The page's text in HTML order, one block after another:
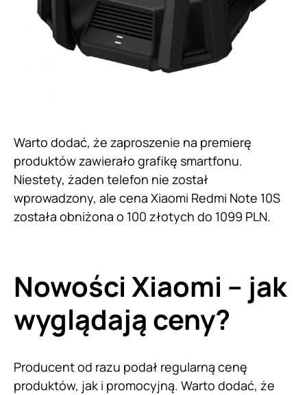
Warto dodać, że zaproszenie na premierę
produktów zawierało grafikę smartfonu.
Niestety, żaden telefon nie został
wprowadzony, ale cena Xiaomi Redmi Note 10S
została obniżona o 100 złotych do 1099 PLN.
Nowości Xiaomi – jak
wyglądają ceny?
Producent od razu podał regularną cenę
produktów, jak i promocyjną. Warto dodać, że